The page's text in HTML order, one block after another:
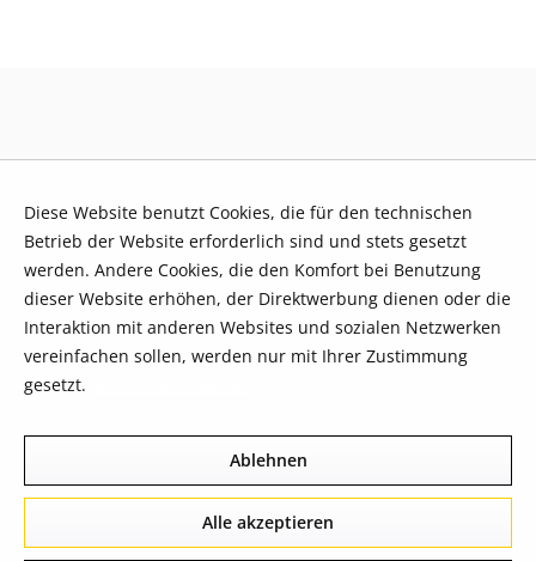
Diese Website benutzt Cookies, die für den technischen
Betrieb der Website erforderlich sind und stets gesetzt
werden. Andere Cookies, die den Komfort bei Benutzung
dieser Website erhöhen, der Direktwerbung dienen oder die
Interaktion mit anderen Websites und sozialen Netzwerken
vereinfachen sollen, werden nur mit Ihrer Zustimmung
gesetzt.
Ablehnen
Alle akzeptieren